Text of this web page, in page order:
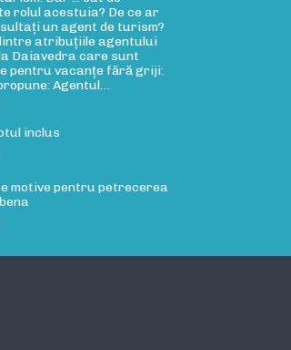
rolul acestuia? De ce ar
un agent de turism?
atribuțiile agentului
Daiavedra care sunt
pentru vacanțe fără griji:
Agentul…
inclus
motive pentru petrecerea